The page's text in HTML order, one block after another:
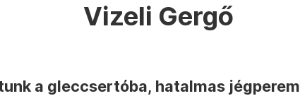
Vizeli Gergő
a gleccsertóba, hatalmas jégperem